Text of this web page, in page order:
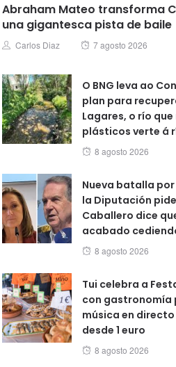
Abraham Mateo transforma
una gigantesca pista de baile
Author
Carlos Diaz
Posted
7 agosto 2026
O BNG leva ao
plan para
Lagares, o río que
plásticos verte á
Posted
8 agosto 2026
Nueva batalla
la Diputación
Caballero dice
acabado
Posted
8 agosto 2026
Tui celebra a
con gastronomía
música en directo
desde 1 euro
Posted
8 agosto 2026